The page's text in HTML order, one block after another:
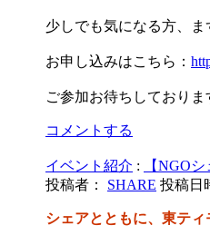
少しでも気になる方、ま
お申し込みはこちら：
ご参加お待ちしておりま
コメントする
イベント紹介 :
【NGO
投稿者： SHARE 投稿日
シェアとともに、東テ